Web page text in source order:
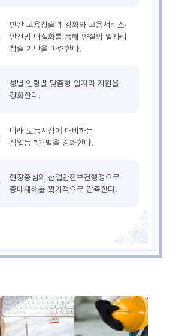
민간 고용창출력 강화와 고용서비스·
안전망 내실화를 통해 양질의 일자리
창출 기반을 마련한다.
성별·연령별 맞춤형 일자리 지원을
강화한다.
미래 노동시장에 대비하는
직업능력개발을 강화한다.
현장중심의 산업안전보건행정으로
중대재해를 획기적으로 감축한다.